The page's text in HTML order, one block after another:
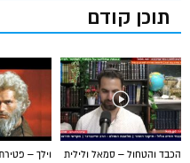
תוכן קודם
וילך –
הכבד והטחול – סמאל ולילית